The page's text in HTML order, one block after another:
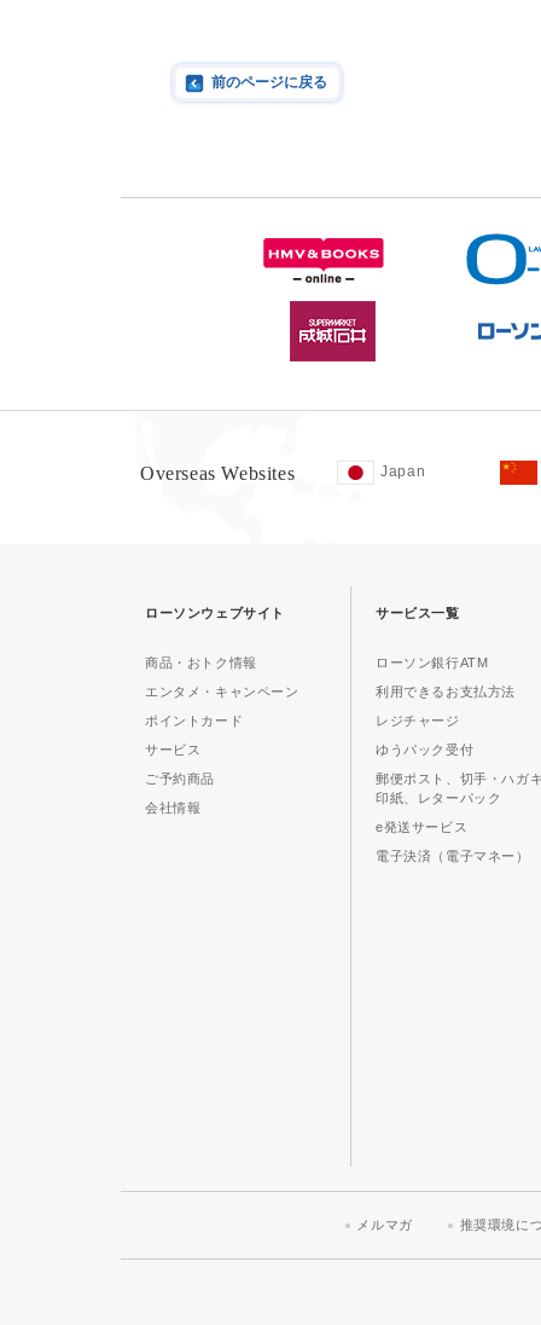
前のページに戻る
Overseas Websites Japan
ローソンウェブサイト
商品・おトク情報
エンタメ・キャンペーン
ポイントカード
サービス
ご予約商品
会社情報
サービス一覧
ローソン銀行ATM
利用できるお支払方法
レジチャージ
ゆうパック受付
郵便ポスト、切手・ハガ
印紙、レターパック
e発送サービス
電子決済（電子マネー）
メルマガ 推奨環境に